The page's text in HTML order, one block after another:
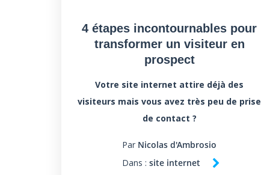
4 étapes incontournables pour
transformer un visiteur en
prospect
Votre site internet attire déjà des
visiteurs mais vous avez très peu de prise
de contact ?
Par Nicolas d'Ambrosio
Dans :site internet